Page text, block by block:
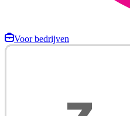
Voor bedrijven